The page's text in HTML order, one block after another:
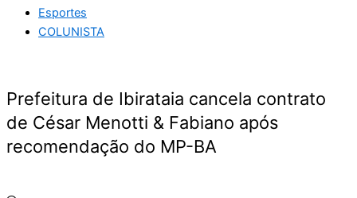
Esportes
COLUNISTA
Prefeitura de Ibirataia cancela contrato
de César Menotti & Fabiano após
recomendação do MP-BA